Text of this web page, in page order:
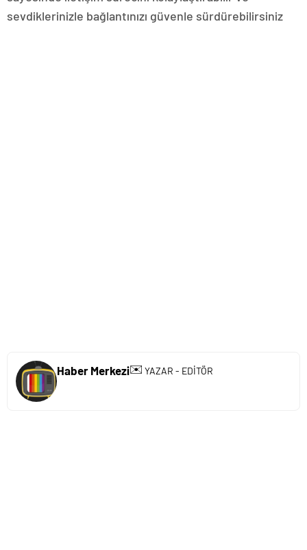
sevdiklerinizle bağlantınızı güvenle sürdürebilirsiniz
Haber Merkezi✉️ YAZAR - EDİTÖR